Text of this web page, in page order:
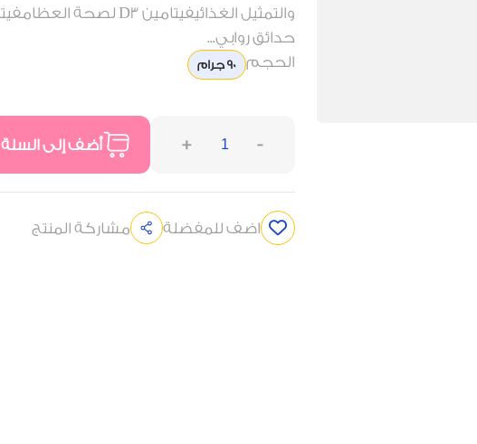
حدائق روابي...
الحجم
90 جرام
-
+ أضف إلى السلة
اضف للمفضلة مشاركة المنتج